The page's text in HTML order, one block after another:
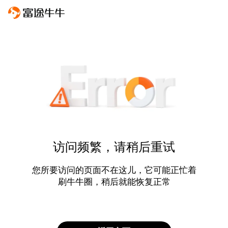
访问频繁，请稍后重试
您所要访问的页面不在这儿，它可能正忙着
刷牛牛圈，稍后就能恢复正常